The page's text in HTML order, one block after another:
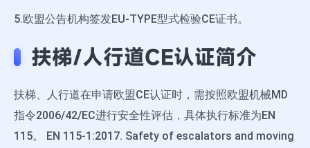
5.欧盟公告机构签发EU-TYPE型式检验CE证书。
扶梯/人行道CE认证简介
扶梯、人行道在申请欧盟CE认证时，需按照欧盟机械MD
指令2006/42/EC进行安全性评估，具体执行标准为EN
115。 EN 115-1:2017. Safety of escalators and moving